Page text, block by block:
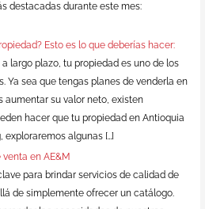
destacadas durante este mes:
Esto es lo que deberías hacer:
largo plazo, tu propiedad es uno de los
Ya sea que tengas planes de venderla en
aumentar su valor neto, existen
hacer que tu propiedad en Antioquia
exploraremos algunas […]
en AE&M
para brindar servicios de calidad de
de simplemente ofrecer un catálogo.